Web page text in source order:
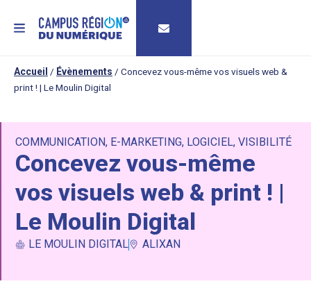
MENU
Accueil / Évènements / Concevez vous-même vos visuels web &
print ! | Le Moulin Digital
COMMUNICATION, E-MARKETING, LOGICIEL, VISIBILITÉ
Concevez vous-même
vos visuels web & print ! |
Le Moulin Digital
LE MOULIN DIGITAL ALIXAN